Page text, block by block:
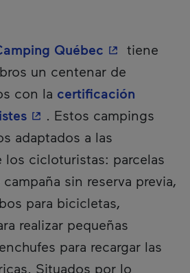
Québec - Este
tiene
un centenar de
con la certificación
- Este hipervínculo se
. Estos campings
adaptados a las
los cicloturistas: parcelas
sin reserva previa,
para bicicletas,
realizar pequeñas
para recargar las
Situados por lo